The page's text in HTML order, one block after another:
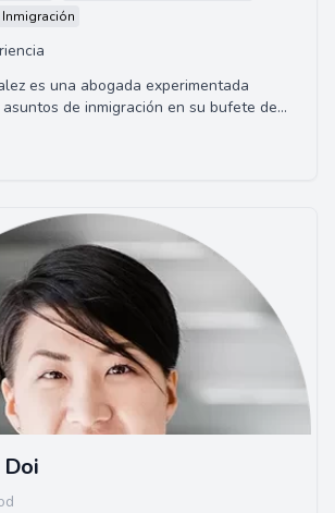
es una abogada experimentada
de inmigración en su bufete de
Doi